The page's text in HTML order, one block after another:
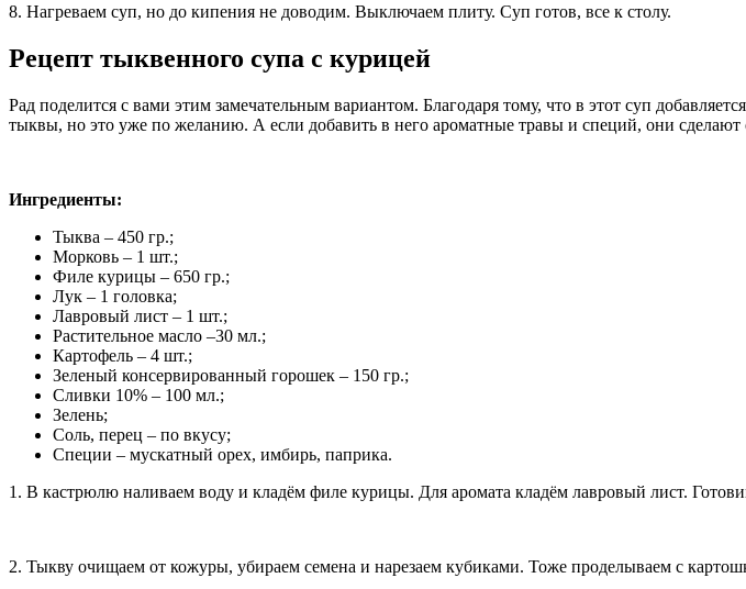
8. Нагреваем суп, но до кипения не доводим. Выключаем плиту. Суп готов, все к столу.
Рецепт тыквенного супа с курицей
Рад поделится с вами этим замечательным вариантом. Благодаря тому, что в этот суп
тыквы, но это уже по желанию. А если добавить в него ароматные травы и специй, они
Ингредиенты:
Тыква – 450 гр.;
Морковь – 1 шт.;
Филе курицы – 650 гр.;
Лук – 1 головка;
Лавровый лист – 1 шт.;
Растительное масло –30 мл.;
Картофель – 4 шт.;
Зеленый консервированный горошек – 150 гр.;
Сливки 10% – 100 мл.;
Зелень;
Соль, перец – по вкусу;
Специи – мускатный орех, имбирь, паприка.
1. В кастрюлю наливаем воду и кладём филе курицы. Для аромата кладём лавровый лист.
2. Тыкву очищаем от кожуры, убираем семена и нарезаем кубиками. Тоже проделываем с